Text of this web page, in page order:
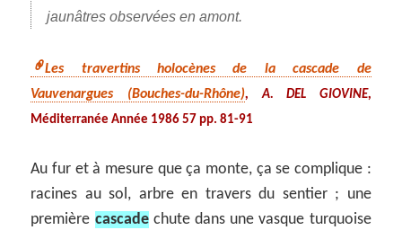
jaunâtres observées en amont.
Les travertins holocènes de la cascade de
Vauvenargues (Bouches-du-Rhône),A. DEL GIOVINE,
Méditerranée Année 1986 57 pp. 81-91
Au fur et à mesure que ça monte, ça se complique :
racines au sol, arbre en travers du sentier ; une
première cascadechute dans une vasque turquoise